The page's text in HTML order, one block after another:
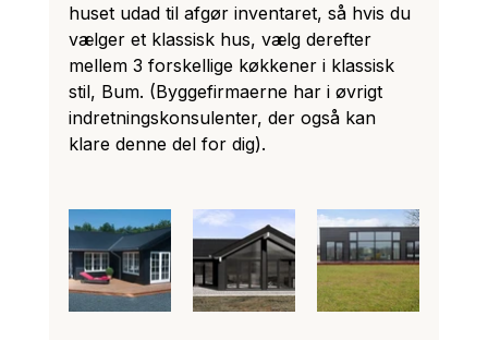
huset udad til afgør inventaret, så hvis du
vælger et klassisk hus, vælg derefter
mellem 3 forskellige køkkener i klassisk
stil, Bum. (Byggefirmaerne har i øvrigt
indretningskonsulenter, der også kan
klare denne del for dig).